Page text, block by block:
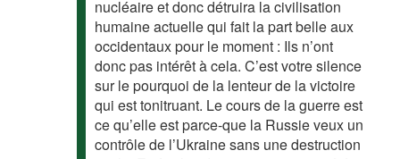
nucléaire et donc détruira la civilisation
humaine actuelle qui fait la part belle aux
occidentaux pour le moment : Ils n’ont
donc pas intérêt à cela. C’est votre silence
sur le pourquoi de la lenteur de la victoire
qui est tonitruant. Le cours de la guerre est
ce qu’elle est parce-que la Russie veux un
contrôle de l’Ukraine sans une destruction